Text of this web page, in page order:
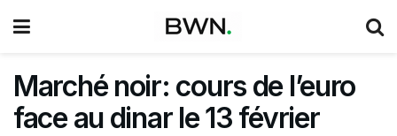
Marché noir: cours de l’euro
face au dinar le 13 février